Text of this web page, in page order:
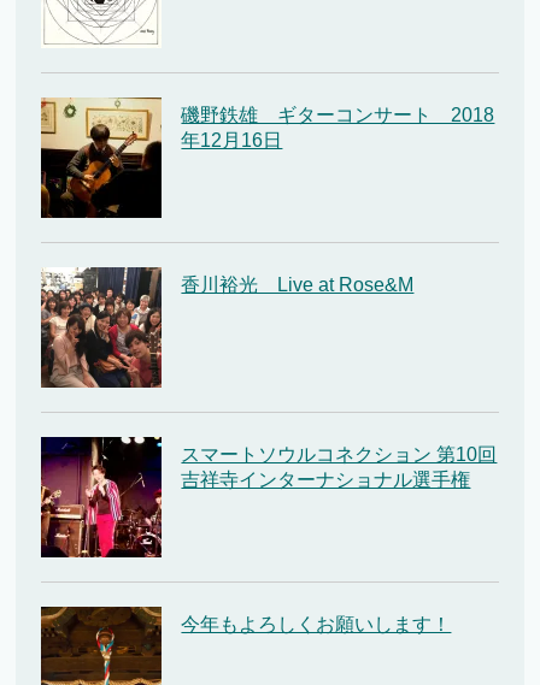
磯野鉄雄 ギターコンサート 2018
年12月16日
香川裕光 Live at Rose&M
スマートソウルコネクション 第10回
吉祥寺インターナショナル選手権
今年もよろしくお願いします！